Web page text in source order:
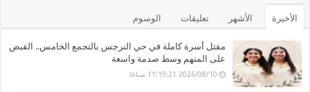
الأخيرة الأشهر تعليقات الوسوم
مقتل أسرة كاملة في حي النرجس بالتجمع الخامس.. القبض
على المتهم وسط صدمة واسعة
2026/08/10 11:19:21 صباحًا